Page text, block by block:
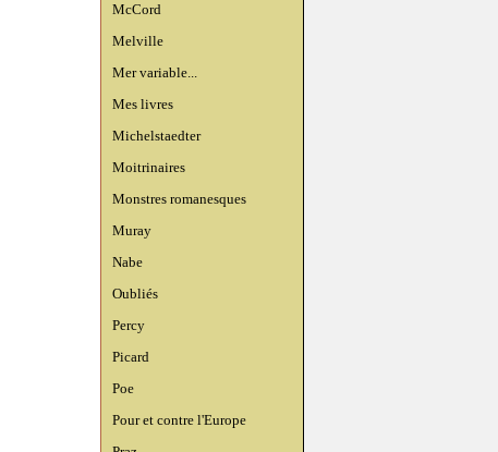
McCord
Melville
Mer variable...
Mes livres
Michelstaedter
Moitrinaires
Monstres romanesques
Muray
Nabe
Oubliés
Percy
Picard
Poe
Pour et contre l'Europe